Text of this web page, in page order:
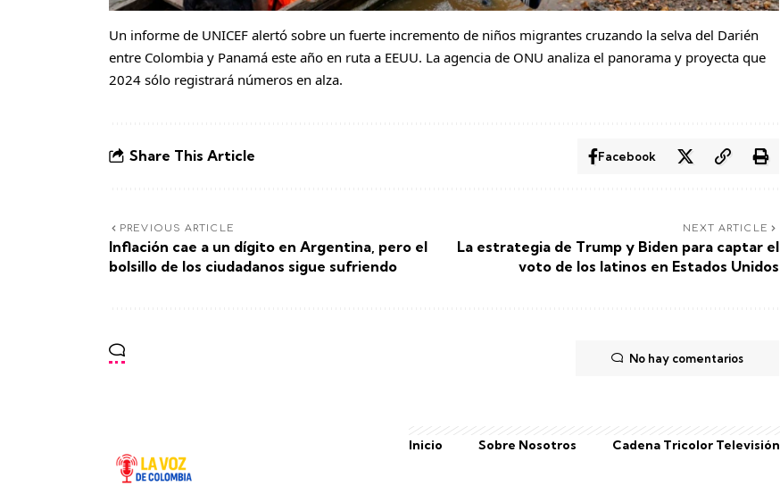
Un informe de UNICEF alertó sobre un fuerte incremento de niños migrantes cruzando la selva del Darién
entre Colombia y Panamá este año en ruta a EEUU. La agencia de ONU analiza el panorama y proyecta que
2024 sólo registrará números en alza.
Share This Article Facebook
PREVIOUS ARTICLE
Inflación cae a un dígito en Argentina, pero el
bolsillo de los ciudadanos sigue sufriendo
NEXT ARTICLE
La estrategia de Trump y Biden para captar el
voto de los latinos en Estados Unidos
No hay comentarios
Inicio Sobre Nosotros Cadena Tricolor Televisión